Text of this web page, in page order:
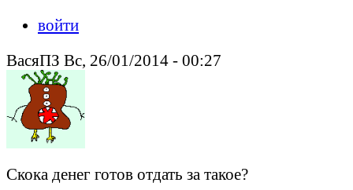
войти
ВасяПЗ Вс, 26/01/2014 - 00:27
Скока денег готов отдать за такое?